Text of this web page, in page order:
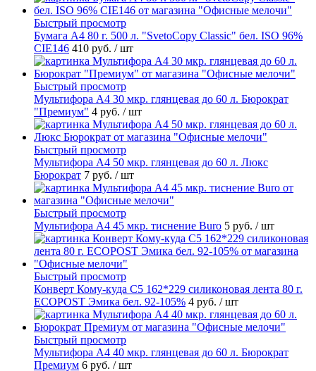
Быстрый просмотр
Бумага А4 80 г. 500 л. "SvetoCopy Classic" бел. ISO 96%
CIE146 410 руб. / шт
Быстрый просмотр
Мультифора А4 30 мкр. глянцевая до 60 л. Бюрократ
"Премиум" 4 руб. / шт
Быстрый просмотр
Мультифора А4 50 мкр. глянцевая до 60 л. Люкс
Бюрократ 7 руб. / шт
Быстрый просмотр
Мультифора А4 45 мкр. тиснение Buro 5 руб. / шт
Быстрый просмотр
Конверт Кому-куда С5 162*229 силиконовая лента 80 г.
ECOPOST Эмика бел. 92-105% 4 руб. / шт
Быстрый просмотр
Мультифора А4 40 мкр. глянцевая до 60 л. Бюрократ
Премиум 6 руб. / шт